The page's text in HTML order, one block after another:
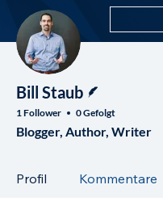
Bill Staub
1 Follower 0 Gefolgt
Blogger, Author, Writer
Profil Kommentare